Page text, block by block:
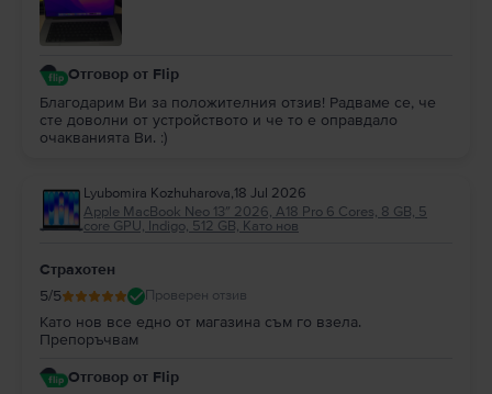
Отговор от Flip
Благодарим Ви за положителния отзив! Радваме се, че
сте доволни от устройството и че то е оправдало
очакванията Ви. :)
Lyubomira Kozhuharova,18 Jul 2026
Apple MacBook Neo 13″ 2026, A18 Pro 6 Cores, 8 GB, 5
core GPU, Indigo, 512 GB, Като нов
Страхотен
5/5 Проверен отзив
Като нов все едно от магазина съм го взела.
Препоръчвам
Отговор от Flip